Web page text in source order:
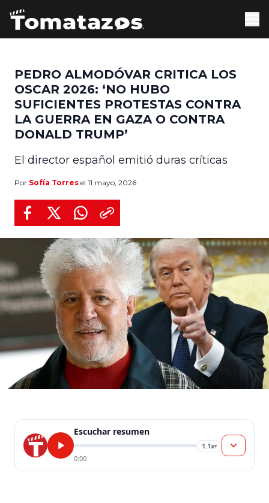
PEDRO ALMODÓVAR CRITICA LOS
OSCAR 2026: ‘NO HUBO
SUFICIENTES PROTESTAS CONTRA
LA GUERRA EN GAZA O CONTRA
DONALD TRUMP’
El director español emitió duras críticas
Por Sofía Torres el 11 mayo, 2026
Escuchar resumen
1.1x▾
0:00